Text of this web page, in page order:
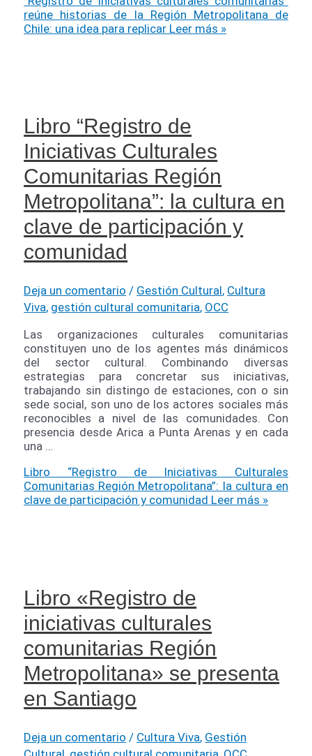
reúne historias de la Región Metropolitana de
Chile: una idea para replicar Leer más »
Libro “Registro de
Iniciativas Culturales
Comunitarias Región
Metropolitana”: la cultura en
clave de participación y
comunidad
Deja un comentario / Gestión Cultural, Cultura
Viva, gestión cultural comunitaria, OCC
Las organizaciones culturales comunitarias
constituyen uno de los agentes más dinámicos
del sector cultural. Combinando diversas
estrategias para concretar sus iniciativas,
trabajando sin distingo de estaciones, con o sin
sede social, son uno de los actores sociales más
reconocibles a nivel de las comunidades. Con
presencia desde Arica a Punta Arenas y en cada
una …
Libro “Registro de Iniciativas Culturales
Comunitarias Región Metropolitana”: la cultura en
clave de participación y comunidad Leer más »
Libro «Registro de
iniciativas culturales
comunitarias Región
Metropolitana» se presenta
en Santiago
Deja un comentario / Cultura Viva, Gestión